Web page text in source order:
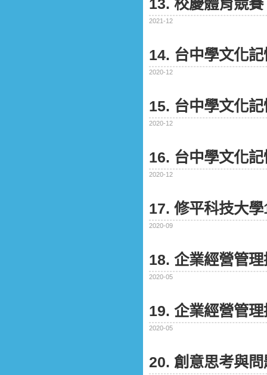
13. 校慶體育競賽
2021-12
14. 台中學文化記
2020-12
15. 台中學文化記
2020-12
16. 台中學文化記
2020-12
17. 修平科技大
2020-09
18. 企業經營管
2020-05
19. 企業經營管
2020-05
20. 創意思考與